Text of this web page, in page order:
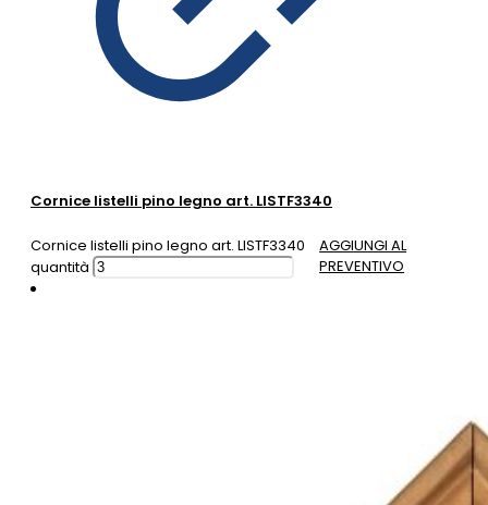
Cornice listelli pino legno art. LISTF3340
Cornice listelli pino legno art. LISTF3340
quantità
AGGIUNGI AL
PREVENTIVO